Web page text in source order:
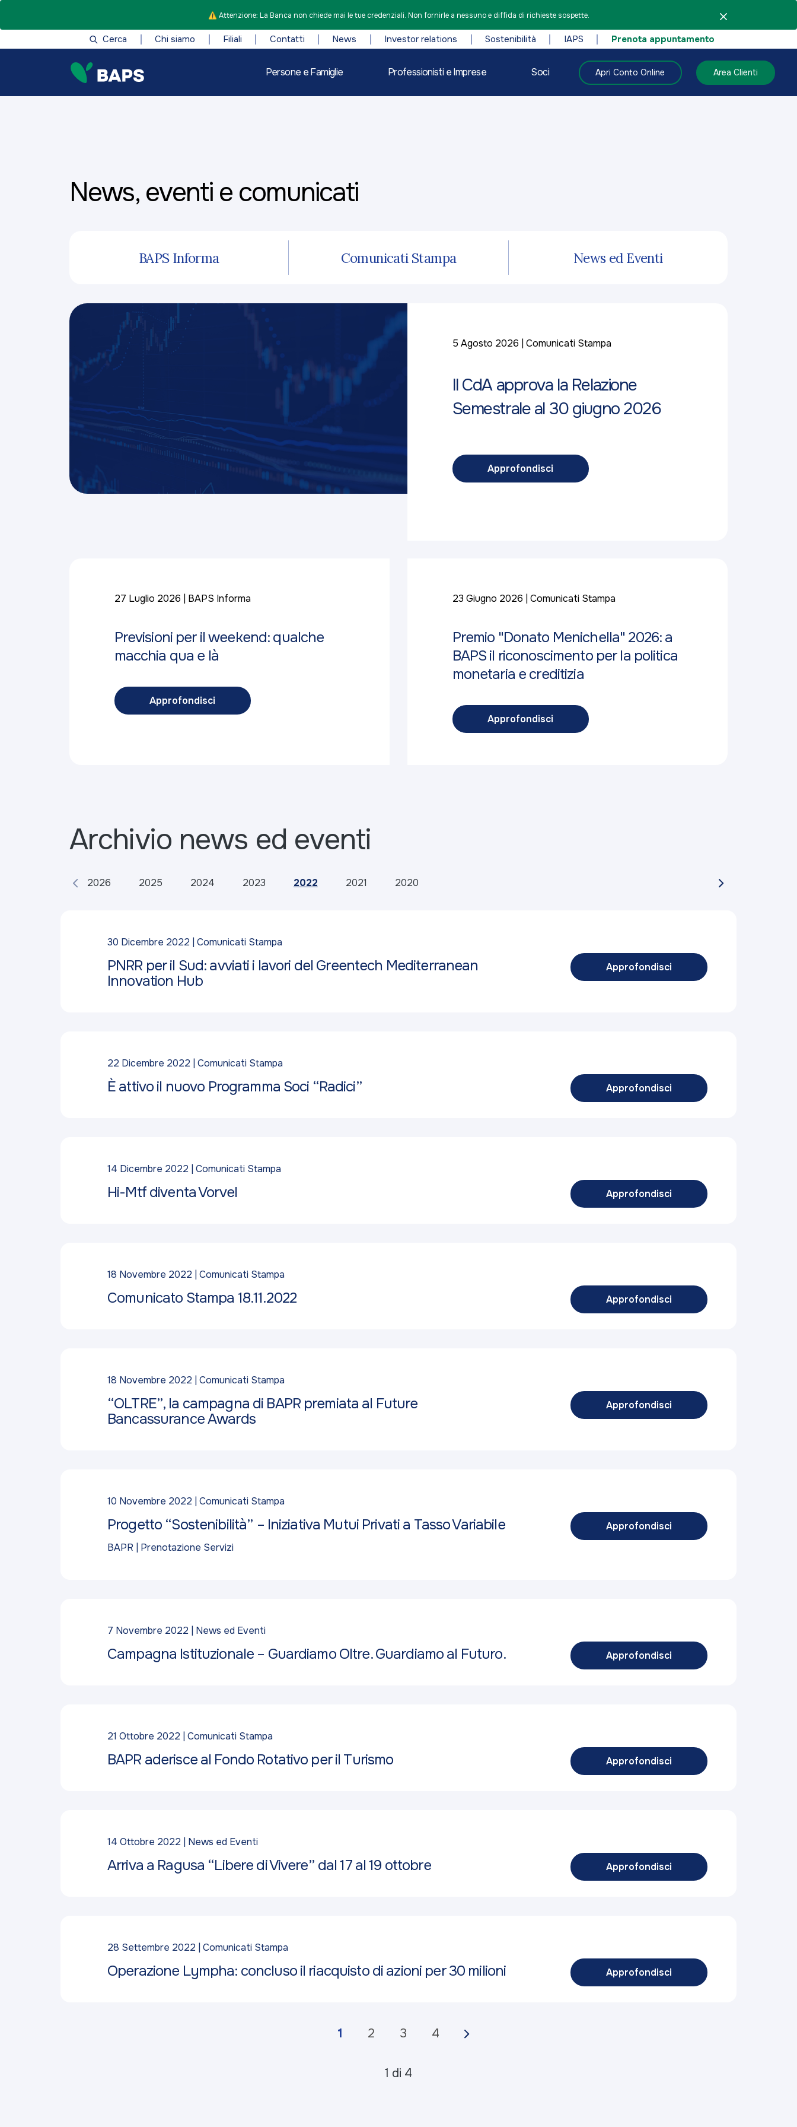
⚠️ Attenzione: La Banca non chiede mai le tue credenziali. Non fornirle a nessuno e diffida di richieste sospette.
Cerca Chi siamo Filiali Contatti News Investor relations Sostenibilità IAPS Prenota appuntamento
Persone e Famiglie Professionisti e Imprese Soci Apri Conto Online Area Clienti
News, eventi e comunicati
BAPS Informa Comunicati Stampa News ed Eventi
5 Agosto 2026 Comunicati Stampa
Il CdA approva la Relazione
Semestrale al 30 giugno 2026
Approfondisci
27 Luglio 2026 BAPS Informa
Previsioni per il weekend: qualche
macchia qua e là
Approfondisci
23 Giugno 2026 Comunicati Stampa
Premio "Donato Menichella" 2026: a
BAPS il riconoscimento per la politica
monetaria e creditizia
Approfondisci
Archivio news ed eventi
2026 2025 2024 2023 2022 2021 2020
30 Dicembre 2022 Comunicati Stampa
PNRR per il Sud: avviati i lavori del Greentech Mediterranean
Innovation Hub
Approfondisci
22 Dicembre 2022 Comunicati Stampa
È attivo il nuovo Programma Soci “Radici” Approfondisci
14 Dicembre 2022 Comunicati Stampa
Hi-Mtf diventa Vorvel Approfondisci
18 Novembre 2022 Comunicati Stampa
Comunicato Stampa 18.11.2022 Approfondisci
18 Novembre 2022 Comunicati Stampa
“OLTRE”, la campagna di BAPR premiata al Future
Bancassurance Awards
Approfondisci
10 Novembre 2022 Comunicati Stampa
Progetto “Sostenibilità” – Iniziativa Mutui Privati a Tasso Variabile
BAPR | Prenotazione Servizi
Approfondisci
7 Novembre 2022 News ed Eventi
Campagna Istituzionale – Guardiamo Oltre. Guardiamo al Futuro. Approfondisci
21 Ottobre 2022 Comunicati Stampa
BAPR aderisce al Fondo Rotativo per il Turismo Approfondisci
14 Ottobre 2022 News ed Eventi
Arriva a Ragusa “Libere di Vivere” dal 17 al 19 ottobre Approfondisci
28 Settembre 2022 Comunicati Stampa
Operazione Lympha: concluso il riacquisto di azioni per 30 milioni Approfondisci
1 2 3 4
1 di 4